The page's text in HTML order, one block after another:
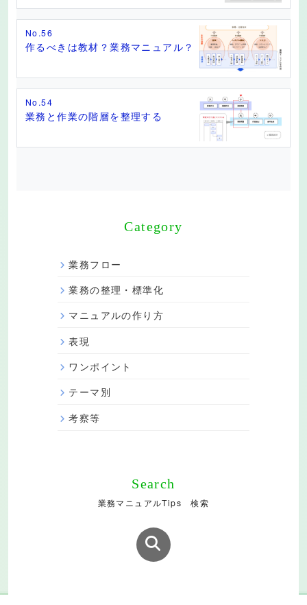
No.56
作るべきは教材？業務マニュアル？
No.54
業務と作業の階層を整理する
Category
業務フロー
業務の整理・標準化
マニュアルの作り方
表現
ワンポイント
テーマ別
考察等
Search
業務マニュアルTips 検索